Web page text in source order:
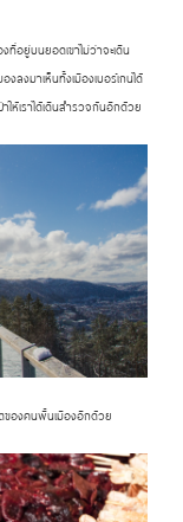
ที่อยู่บนยอดเขาไม่ว่าจะเดิน
งลงมาเห็นทั้งเมืองเบอร์เกนได้
ห้เราได้เดินสำรวจกันอีกด้วย
ตของคนพื้นเมืองอีกด้วย